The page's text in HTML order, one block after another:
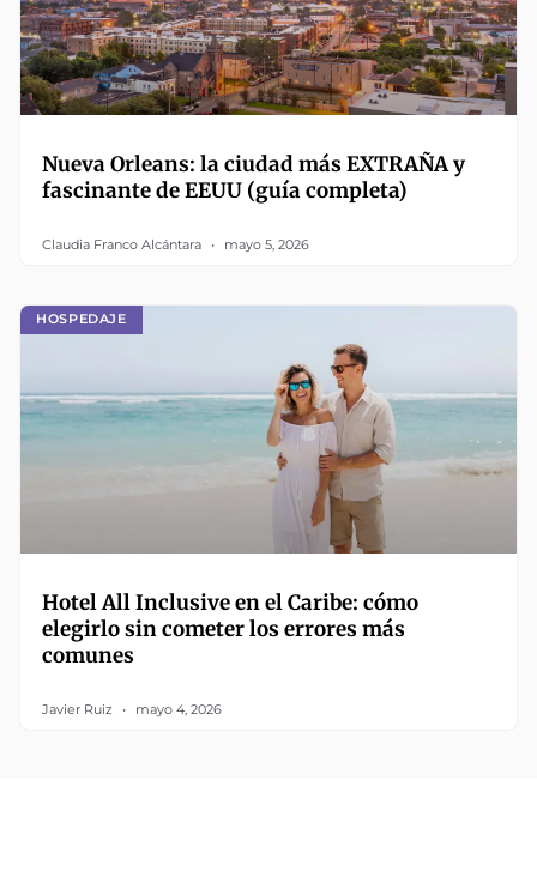
Nueva Orleans: la ciudad más EXTRAÑA y
fascinante de EEUU (guía completa)
Claudia Franco Alcántara mayo 5, 2026
HOSPEDAJE
Hotel All Inclusive en el Caribe: cómo
elegirlo sin cometer los errores más
comunes
Javier Ruiz mayo 4, 2026